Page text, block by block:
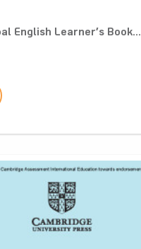
English Learner’s Book...